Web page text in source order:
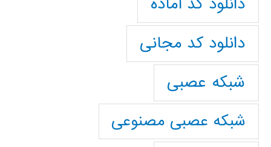
دانلود کد مجانی
شبکه عصبی
شبکه عصبی مصنوعی